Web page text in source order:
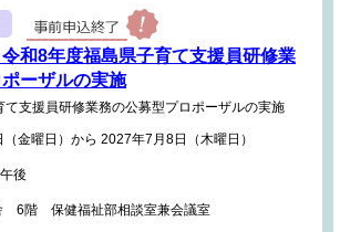
和8年度福島県子育て支援員研修業
ーザルの実施
て支援員研修業務の公募型プロポーザルの実施
金曜日）から 2027年7月8日（木曜日）
後
6階 保健福祉部相談室兼会議室